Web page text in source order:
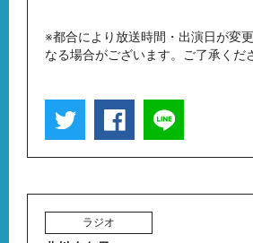
※都合により放送時間・出演日が変
なる場合がございます。ご了承くだ
ラジオ